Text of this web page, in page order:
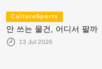
CultureSports
안 쓰는 물건, 어디서 팔까
13 Jul 2026